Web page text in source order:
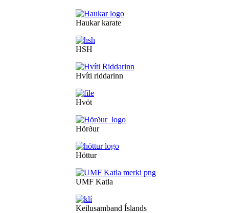
Haukar karate
HSH
Hvíti riddarinn
Hvöt
Hörður
Höttur
UMF Katla
Keilusamband Íslands